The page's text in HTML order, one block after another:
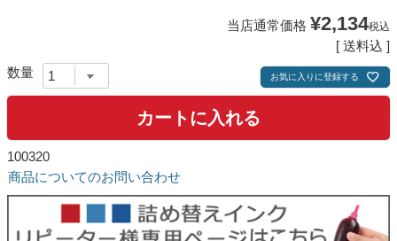
当店通常価格 ¥2,134税込
送料込
お気に入りに登録する
カートに入れる
100320
商品についてのお問い合わせ